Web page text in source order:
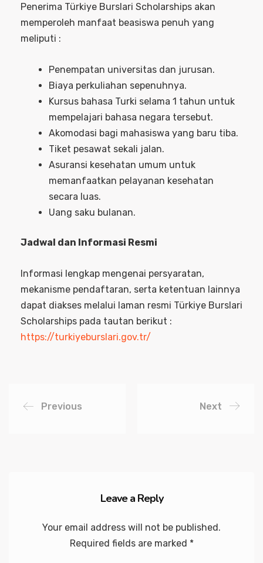
Penerima Türkiye Burslari Scholarships akan
memperoleh manfaat beasiswa penuh yang
meliputi :
Penempatan universitas dan jurusan.
Biaya perkuliahan sepenuhnya.
Kursus bahasa Turki selama 1 tahun untuk
mempelajari bahasa negara tersebut.
Akomodasi bagi mahasiswa yang baru tiba.
Tiket pesawat sekali jalan.
Asuransi kesehatan umum untuk
memanfaatkan pelayanan kesehatan
secara luas.
Uang saku bulanan.
Jadwal dan Informasi Resmi
Informasi lengkap mengenai persyaratan,
mekanisme pendaftaran, serta ketentuan lainnya
dapat diakses melalui laman resmi Türkiye Burslari
Scholarships pada tautan berikut :
https://turkiyeburslari.gov.tr/
Previous Next
Leave a Reply
Your email address will not be published.
Required fields are marked *